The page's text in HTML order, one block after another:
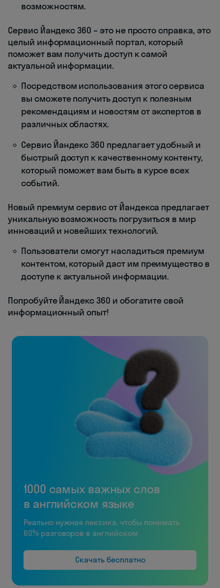
возможностям.
Сервис Йандекс 360 – это не просто справка, это
целый информационный портал, который
поможет вам получить доступ к самой
актуальной информации.
Посредством использования этого сервиса
вы сможете получить доступ к полезным
рекомендациям и новостям от экспертов в
различных областях.
Сервис Йандекс 360 предлагает удобный и
быстрый доступ к качественному контенту,
который поможет вам быть в курсе всех
событий.
Новый премиум сервис от Йандекса предлагает
уникальную возможность погрузиться в мир
инноваций и новейших технологий.
Пользователи смогут насладиться премиум
контентом, который даст им преимущество в
доступе к актуальной информации.
Попробуйте Йандекс 360 и обогатите свой
информационный опыт!
1000 самых важных слов
в английском языке
Реально нужная лексика, чтобы понимать
60% разговоров в английском
Скачать бесплатно